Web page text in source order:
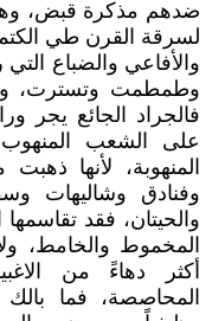
ضدهم مذكرة قبض،
لسرقة القرن طي
والأفاعي والضباع
وطمطمت وتسترت، ولا
فالجراد الجائع يجر
على الشعب المنهوب
المنهوبة، لأنها
وفنادق وشاليهات
والحيتان، فقد
المخموط والخامط،
أكثر دهاءً من
المحاصصة، فما